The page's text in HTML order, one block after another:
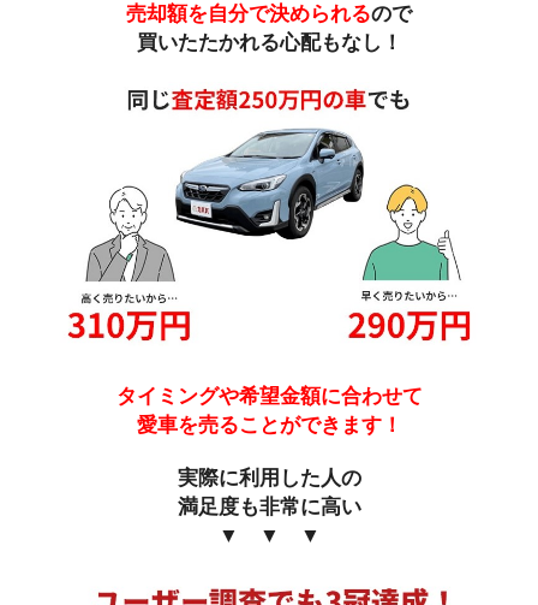
売却額を自分で決められるので
買いたたかれる心配もなし！
タイミングや希望金額に合わせて
愛車を売ることができます！
実際に利用した人の
満足度も非常に高い
▼ ▼ ▼